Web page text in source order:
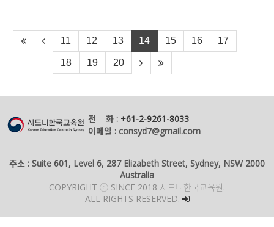
11 12 13 14 15 16 17
18 19 20
전 화 : +61-2-9261-8033
이메일 : consyd7@gmail.com
주소 : Suite 601, Level 6, 287 Elizabeth Street, Sydney, NSW 2000
Australia
COPYRIGHT ⓒ SINCE 2018 시드니한국교육원.
ALL RIGHTS RESERVED.